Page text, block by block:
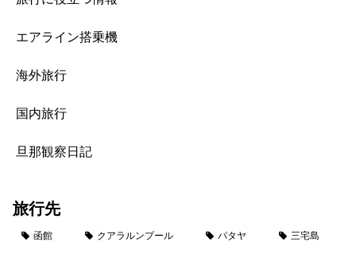
エアライン搭乗機
海外旅行
国内旅行
旦那観察日記
旅行先
函館 クアラルンプール パタヤ 三宅島